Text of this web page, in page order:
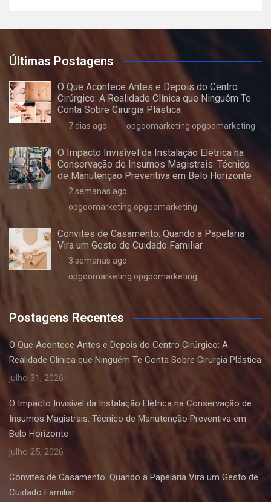
Últimas Postagens
O Que Acontece Antes e Depois do Centro
Cirúrgico: A Realidade Clínica que Ninguém Te
Conta Sobre Cirurgia Plástica
7 dias ago opgoomarketing opgoomarketing
O Impacto Invisível da Instalação Elétrica na
Conservação de Insumos Magistrais: Técnico
de Manutenção Preventiva em Belo Horizonte
2 semanas ago
opgoomarketing opgoomarketing
Convites de Casamento: Quando a Papelaria
Vira um Gesto de Cuidado Familiar
3 semanas ago
opgoomarketing opgoomarketing
Postagens Recentes
O Que Acontece Antes e Depois do Centro Cirúrgico: A
Realidade Clínica que Ninguém Te Conta Sobre Cirurgia Plástica
julho 31, 2026
O Impacto Invisível da Instalação Elétrica na Conservação de
Insumos Magistrais: Técnico de Manutenção Preventiva em
Belo Horizonte
julho 25, 2026
Convites de Casamento: Quando a Papelaria Vira um Gesto de
Cuidado Familiar